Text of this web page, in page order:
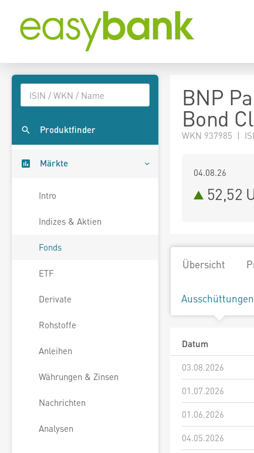
Produktfinder
Märkte
Intro
Indizes & Aktien
Fonds
ETF
Derivate
Rohstoffe
Anleihen
Währungen & Zinsen
Nachrichten
Analysen
BNP
Bond
WKN 937985 |
04.08.26
52,52
Übersicht
Ausschüttungen
Datum
03.08.2026
01.07.2026
01.06.2026
04.05.2026